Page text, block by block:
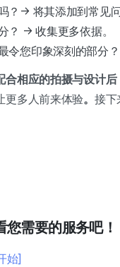
？→ 将其添加到常见
？ → 收集更多依据。
令您印象深刻的部分
相应的拍摄与设计后
更多人前来体验。 接下
需要的服务吧！
始]